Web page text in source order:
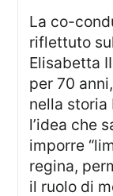
La co-
riflettuto
Elisabetta
per 70
nella storia
l’idea che
imporre
regina,
il ruolo di